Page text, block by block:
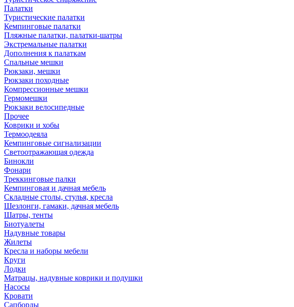
Палатки
Туристические палатки
Кемпинговые палатки
Пляжные палатки, палатки-шатры
Экстремальные палатки
Дополнения к палаткам
Спальные мешки
Рюкзаки, мешки
Рюкзаки походные
Компрессионные мешки
Гермомешки
Рюкзаки велосипедные
Прочее
Коврики и хобы
Термоодеяла
Кемпинговые сигнализации
Светоотражающая одежда
Бинокли
Фонари
Треккинговые палки
Кемпинговая и дачная мебель
Складные столы, стулья, кресла
Шезлонги, гамаки, дачная мебель
Шатры, тенты
Биотуалеты
Надувные товары
Жилеты
Кресла и наборы мебели
Круги
Лодки
Матрацы, надувные коврики и подушки
Насосы
Кровати
Сапборды